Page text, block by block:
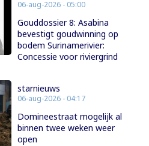
06-aug-2026 - 05:00
Gouddossier 8: Asabina
bevestigt goudwinning op
bodem Surinamerivier:
Concessie voor riviergrind
starnieuws
06-aug-2026 - 04:17
Domineestraat mogelijk al
binnen twee weken weer
open